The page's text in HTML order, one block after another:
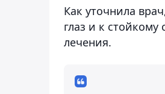
Как уточнила
глаз и к стойкому
лечения.